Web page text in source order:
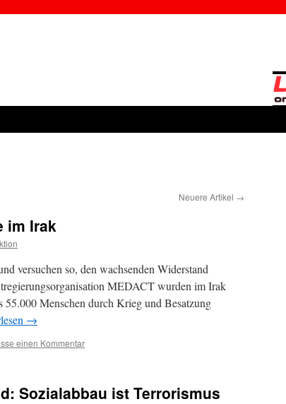
Neuere Artikel →
im Irak
versuchen so, den wachsenden Widerstand
MEDACT wurden im Irak
Menschen durch Krieg und Besatzung
→
einen Kommentar
Sozialabbau ist Terrorismus